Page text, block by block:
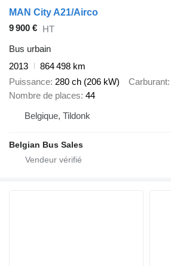
MAN City A21/Airco
9 900 € HT
Bus urbain
2013
864 498 km
Puissance 280 ch (206 kW) Carburant
Nombre de places 44
Belgique, Tildonk
Belgian Bus Sales